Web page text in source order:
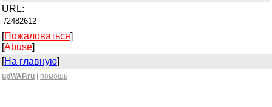
URL:
[Пожаловаться]
[Abuse]
[На главную]
upWAP.ru помощь